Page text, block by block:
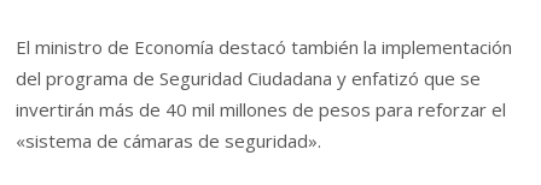
El ministro de Economía destacó también la implementación
del programa de Seguridad Ciudadana y enfatizó que se
invertirán más de 40 mil millones de pesos para reforzar el
«sistema de cámaras de seguridad».